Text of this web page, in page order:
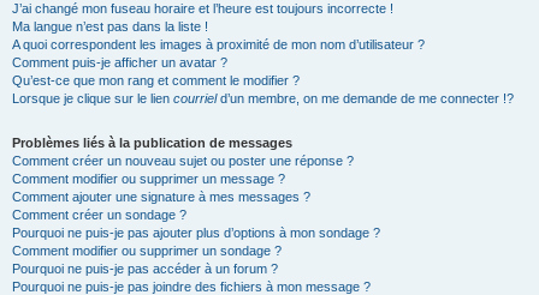
J’ai changé mon fuseau horaire et l’heure est toujours incorrecte !
Ma langue n’est pas dans la liste !
A quoi correspondent les images à proximité de mon nom d’utilisateur ?
Comment puis-je afficher un avatar ?
Qu’est-ce que mon rang et comment le modifier ?
Lorsque je clique sur le lien courrield’un membre, on me demande de me connecter !?
Problèmes liés à la publication de messages
Comment créer un nouveau sujet ou poster une réponse ?
Comment modifier ou supprimer un message ?
Comment ajouter une signature à mes messages ?
Comment créer un sondage ?
Pourquoi ne puis-je pas ajouter plus d’options à mon sondage ?
Comment modifier ou supprimer un sondage ?
Pourquoi ne puis-je pas accéder à un forum ?
Pourquoi ne puis-je pas joindre des fichiers à mon message ?